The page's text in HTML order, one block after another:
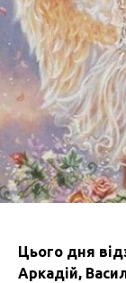
Цього дня
Аркадій,